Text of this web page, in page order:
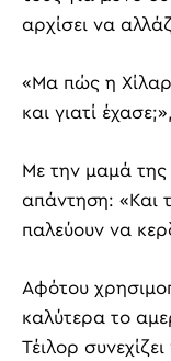
αρχίσει να
«Μα πώς η
και γιατί
Με την μαμά της
απάντηση: «Και
παλεύουν να
Αφότου
καλύτερα το
Τέιλορ